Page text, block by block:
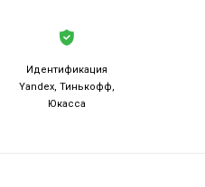
Идентификация
Yandex, Тинькофф,
Юкасса